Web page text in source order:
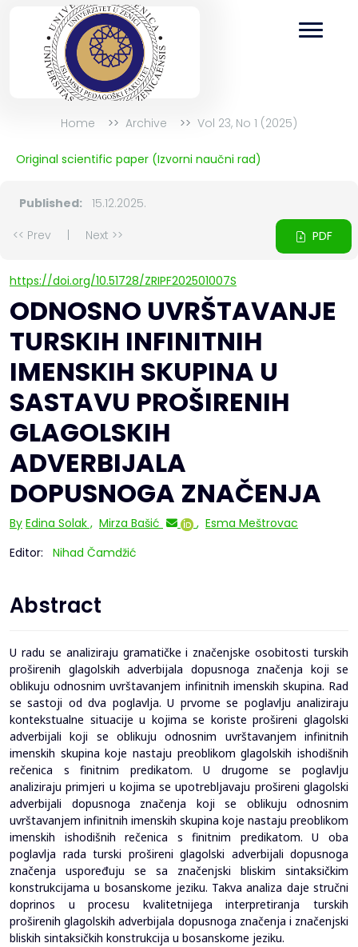
Home Archive Vol 23, No 1 (2025)
Original scientific paper (Izvorni naučni rad)
Published: 15.12.2025.
<< Prev
Next >> PDF
https://doi.org/10.51728/ZRIPF202501007S
ODNOSNO UVRŠTAVANJE
TURSKIH INFINITNIH
IMENSKIH SKUPINA U
SASTAVU PROŠIRENIH
GLAGOLSKIH
ADVERBIJALA
DOPUSNOGA ZNAČENJA
By Edina Solak , Mirza Bašić , Esma Meštrovac
Editor:
Nihad Čamdžić
Abstract
U radu se analiziraju gramatičke i značenjske osobitosti turskih
proširenih glagolskih adverbijala dopusnoga značenja koji se
oblikuju odnosnim uvrštavanjem infinitnih imenskih skupina. Rad
se sastoji od dva poglavlja. U prvome se poglavlju analiziraju
kontekstualne situacije u kojima se koriste prošireni glagolski
adverbijali koji se oblikuju odnosnim uvrštavanjem infinitnih
imenskih skupina koje nastaju preoblikom glagolskih ishodišnih
rečenica s finitnim predikatom. U drugome se poglavlju
analiziraju primjeri u kojima se upotrebljavaju prošireni glagolski
adverbijali dopusnoga značenja koji se oblikuju odnosnim
uvrštavanjem infinitnih imenskih skupina koje nastaju preoblikom
imenskih ishodišnih rečenica s finitnim predikatom. U oba
poglavlja rada turski prošireni glagolski adverbijali dopusnoga
značenja uspoređuju se sa značenjski bliskim sintaksičkim
konstrukcijama u bosanskome jeziku. Takva analiza daje stručni
doprinos u procesu kvalitetnijega interpretiranja turskih
proširenih glagolskih adverbijala dopusnoga značenja i značenjski
bliskih sintaksičkih konstrukcija u bosanskome jeziku.